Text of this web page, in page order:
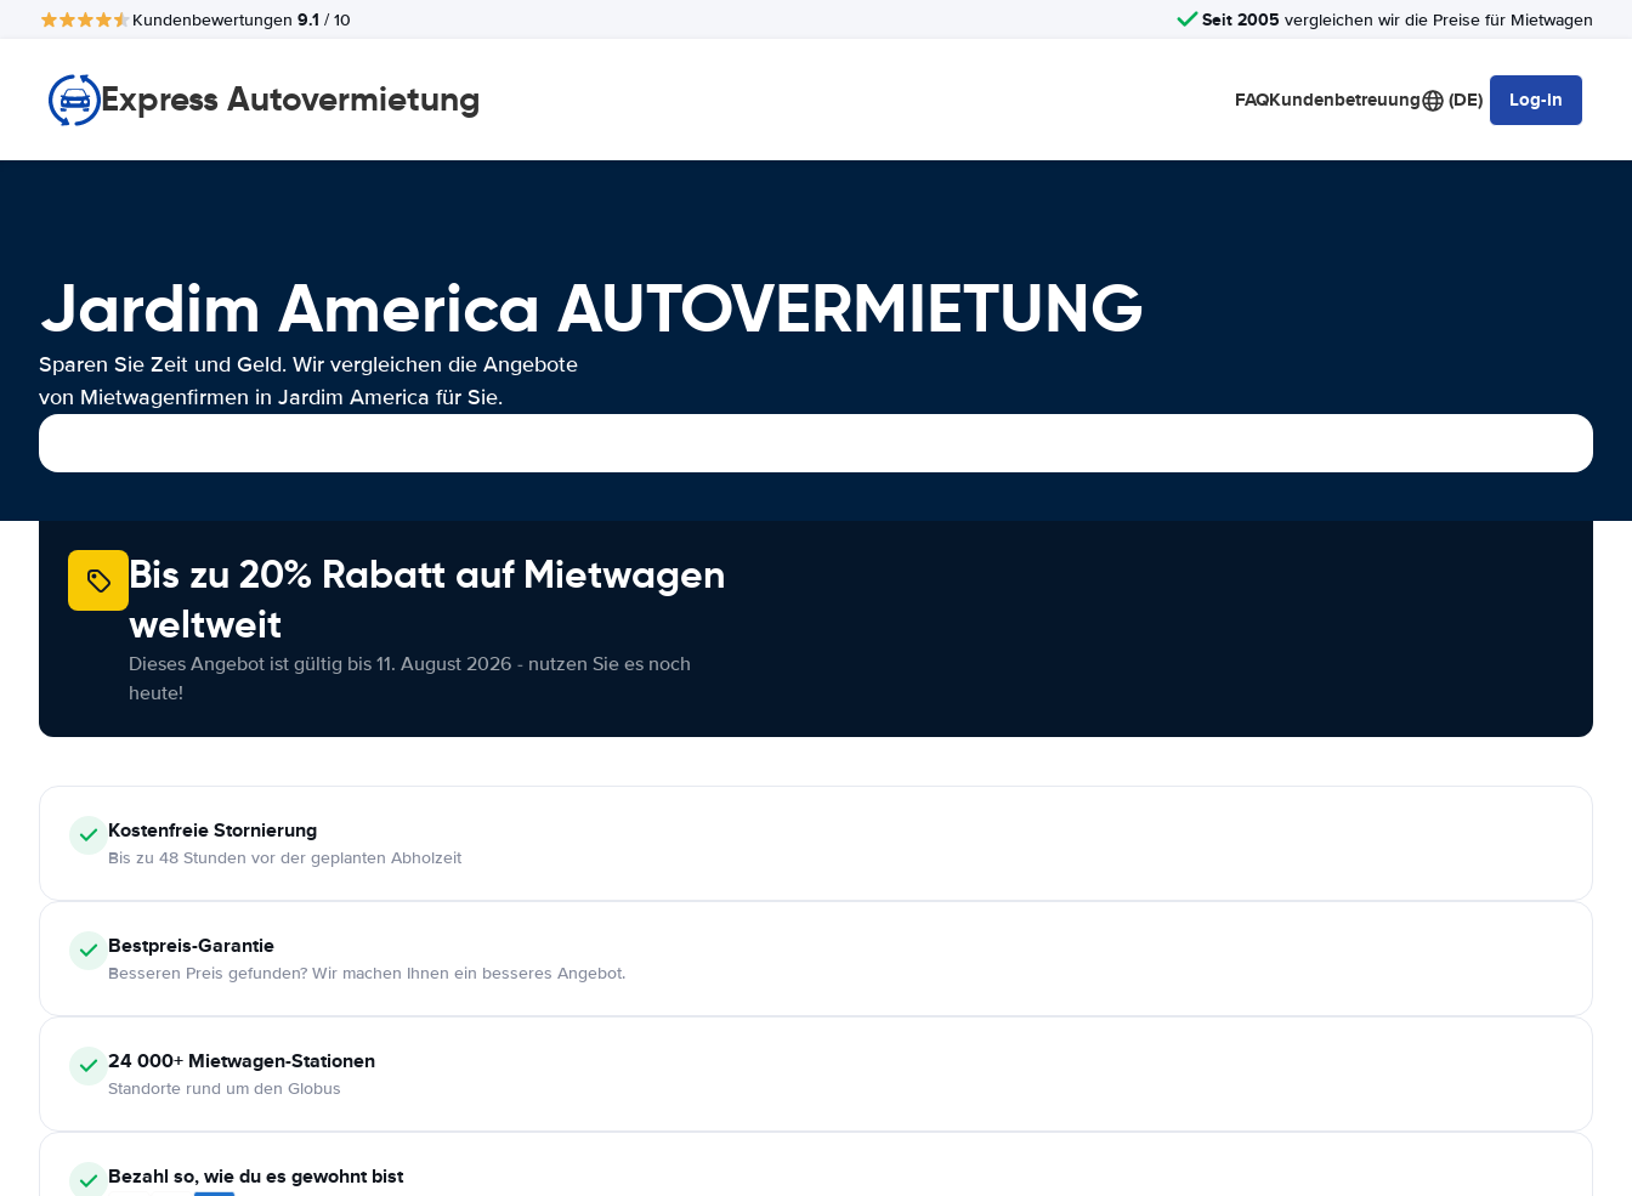
Kundenbewertungen 9.1 / 10 Seit 2005 vergleichen wir die Preise für Mietwagen
Express Autovermietung FAQKundenbetreuung (DE) Log-in
Jardim America AUTOVERMIETUNG
Sparen Sie Zeit und Geld. Wir vergleichen die Angebote
von Mietwagenfirmen in Jardim America für Sie.
Bis zu 20% Rabatt auf Mietwagen
weltweit
Dieses Angebot ist gültig bis 11. August 2026 - nutzen Sie es noch
heute!
KostenfreieStornierung
Bis zu 48 Stunden vor der geplanten Abholzeit
Bestpreis-Garantie
Besseren Preis gefunden? Wir machen Ihnen ein besseres Angebot.
24 000+ Mietwagen-Stationen
Standorte rund um den Globus
Bezahl so, wie du es gewohnt bist